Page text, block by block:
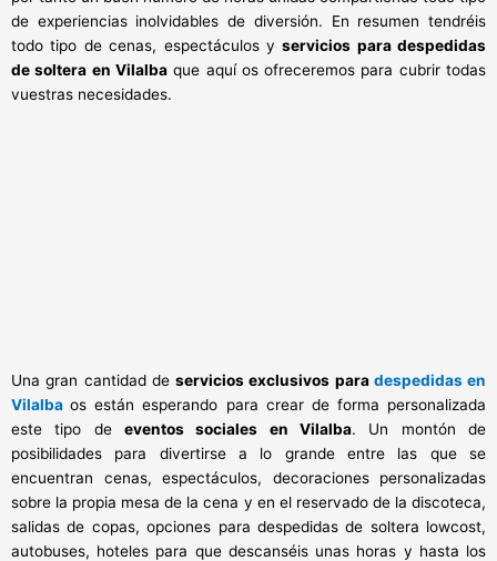
de experiencias inolvidables de diversión. En resumen tendréis
todo tipo de cenas, espectáculos yservicios para despedidas
de soltera en Vilalbaque aquí os ofreceremos para cubrir todas
vuestras necesidades.
Una gran cantidad de servicios exclusivos para despedidas en
Vilalbaos están esperando para crear de forma personalizada
este tipo de eventos sociales en Vilalba. Un montón de
posibilidades para divertirse a lo grande entre las que se
encuentran cenas, espectáculos, decoraciones personalizadas
sobre la propia mesa de la cena y en el reservado de la discoteca,
salidas de copas, opciones para despedidas de soltera lowcost,
autobuses, hoteles para que descanséis unas horas y hasta los